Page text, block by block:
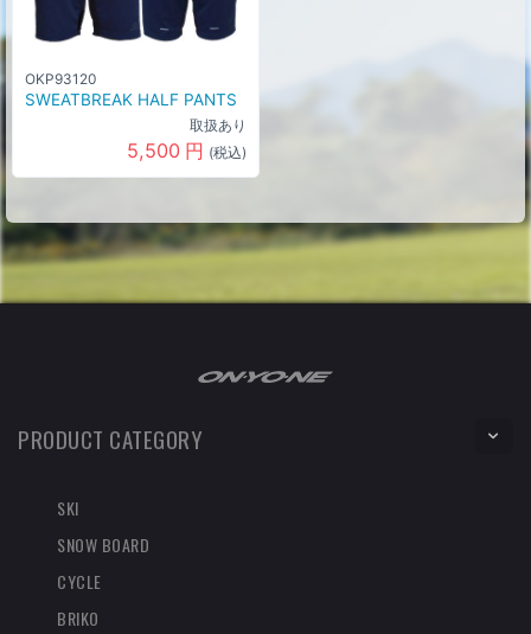
OKP93120
SWEATBREAK HALF PANTS
取扱あり
5,500 円 (税込)
PRODUCT CATEGORY
SKI
SNOW BOARD
CYCLE
BRIKO